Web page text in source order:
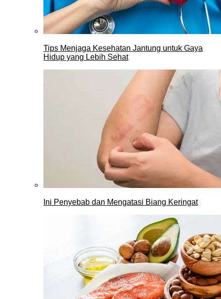
Tips Menjaga Kesehatan Jantung untuk Gaya
Hidup yang Lebih Sehat
Ini Penyebab dan Mengatasi Biang Keringat